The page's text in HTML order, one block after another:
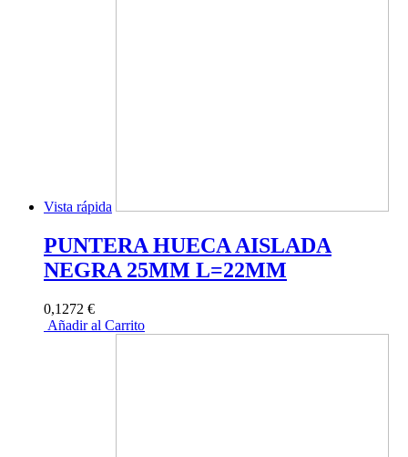
Vista rápida
PUNTERA HUECA AISLADA
NEGRA 25MM L=22MM
0,1272 €
Añadir al Carrito